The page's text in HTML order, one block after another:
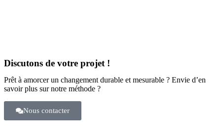
Discutons de votre projet !
Prêt à amorcer un changement durable et mesurable ? Envie d’en
savoir plus sur notre méthode ?
Nous contacter